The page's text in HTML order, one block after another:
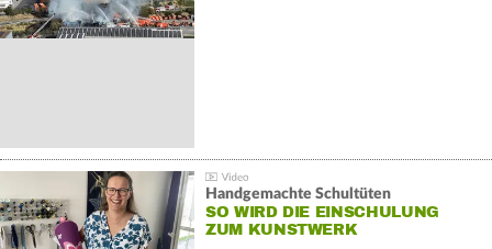
Handgemachte Schultüten
SO WIRD DIE EINSCHULUNG
ZUM KUNSTWERK